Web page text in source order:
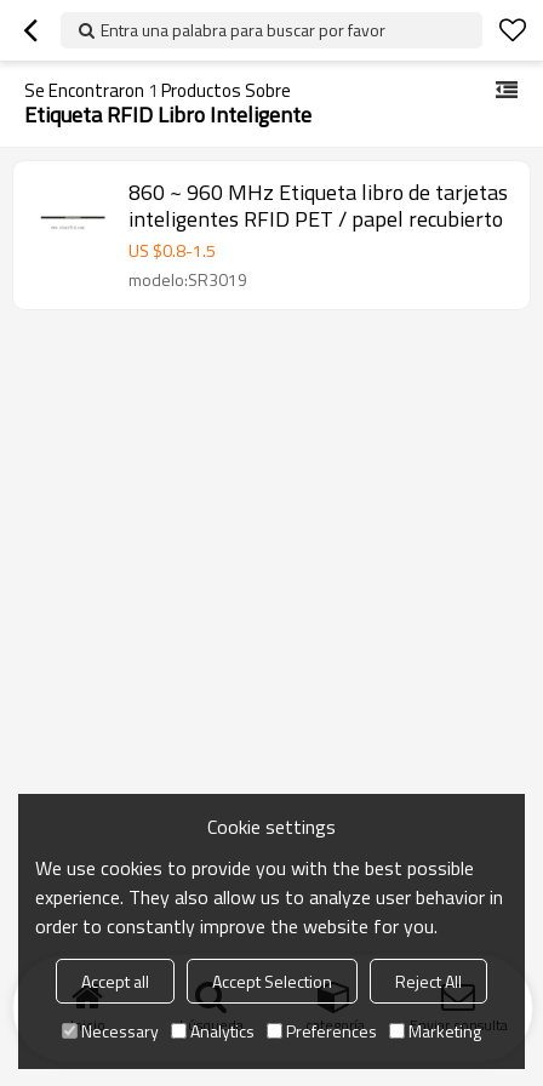
Entra una palabra para buscar por favor
Se Encontraron 1 Productos Sobre
Etiqueta RFID Libro Inteligente
860 ~ 960 MHz Etiqueta libro de tarjetas
inteligentes RFID PET / papel recubierto
US $0.8-1.5
modelo:SR3019
Inicio búsqueda categoría Enviar consulta
Cookie settings
We use cookies to provide you with the best possible
experience. They also allow us to analyze user behavior in
order to constantly improve the website for you.
Accept all Accept Selection
Reject All
Necessary
Analytics Preferences Marketing